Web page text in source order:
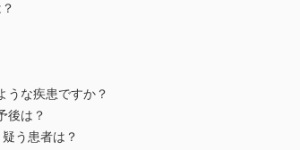
な疾患ですか？
後は？
う患者は？